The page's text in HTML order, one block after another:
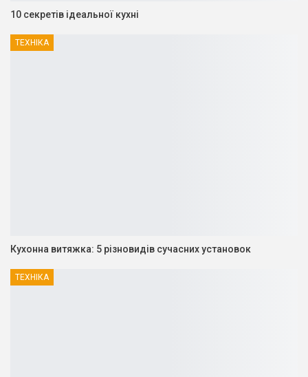
10 секретів ідеальної кухні
ТЕХНІКА
Кухонна витяжка: 5 різновидів сучасних установок
ТЕХНІКА